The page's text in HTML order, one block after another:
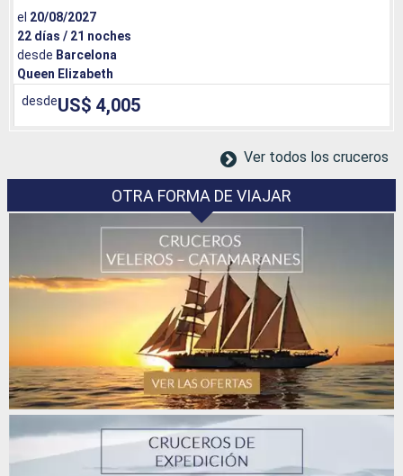
Queen Elizabeth
desde Barcelona
22 días / 21 noches
el 20/08/2027
desdeUS$ 4,005
Ver todos los cruceros
OTRA FORMA DE VIAJAR